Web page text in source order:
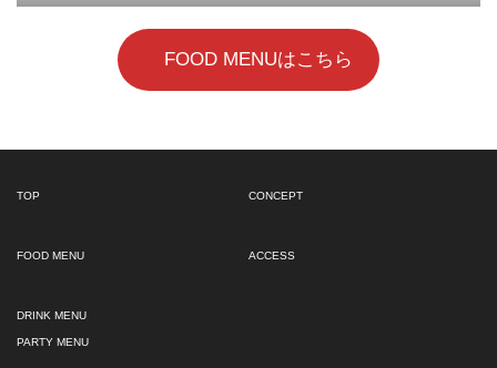
FOOD MENUはこちら
TOP CONCEPT
FOOD MENU
DRINK MENU
PARTY MENU
ACCESS